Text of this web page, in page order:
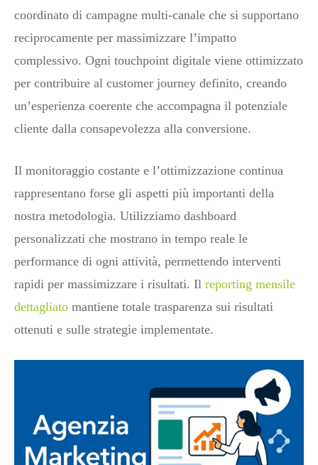
coordinato di campagne multi-canale che si supportano
reciprocamente per massimizzare l’impatto
complessivo. Ogni touchpoint digitale viene ottimizzato
per contribuire al customer journey definito, creando
un’esperienza coerente che accompagna il potenziale
cliente dalla consapevolezza alla conversione.
Il monitoraggio costante e l’ottimizzazione continua
rappresentano forse gli aspetti più importanti della
nostra metodologia. Utilizziamo dashboard
personalizzati che mostrano in tempo reale le
performance di ogni attività, permettendo interventi
rapidi per massimizzare i risultati. Il reporting mensile
dettagliatomantiene totale trasparenza sui risultati
ottenuti e sulle strategie implementate.